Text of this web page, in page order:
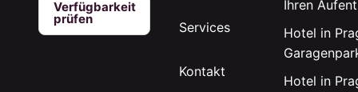
Verfügbarkeit
prüfen
Services
Kontakt
Ihren
Hotel in
Hotel in